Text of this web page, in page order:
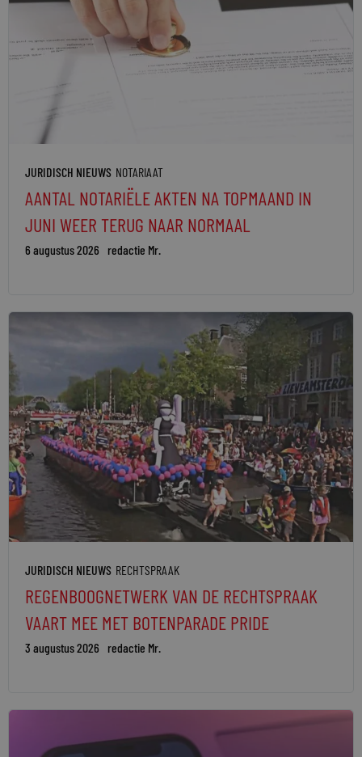
JURIDISCH NIEUWS NOTARIAAT
AANTAL NOTARIËLE AKTEN NA TOPMAAND IN
JUNI WEER TERUG NAAR NORMAAL
6 augustus 2026 redactie Mr.
JURIDISCH NIEUWS RECHTSPRAAK
REGENBOOGNETWERK VAN DE RECHTSPRAAK
VAART MEE MET BOTENPARADE PRIDE
3 augustus 2026 redactie Mr.